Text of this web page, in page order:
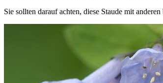
Sie sollten darauf achten, diese Staude mit